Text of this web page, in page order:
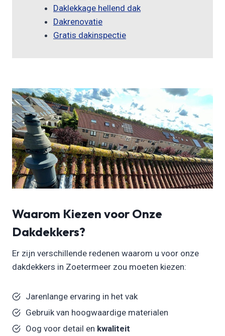
Daklekkage hellend dak
Dakrenovatie
Gratis dakinspectie
Waarom Kiezen voor Onze
Dakdekkers?
Er zijn verschillende redenen waarom u voor onze
dakdekkers in Zoetermeer zou moeten kiezen:
Jarenlange ervaring in het vak
Gebruik van hoogwaardige materialen
Oog voor detail en kwaliteit